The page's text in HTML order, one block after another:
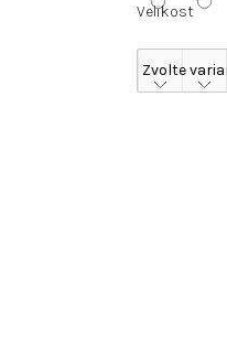
Velikost